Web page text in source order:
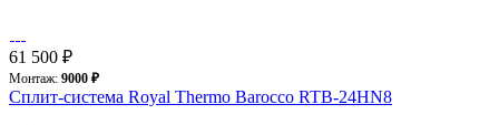
61 500 ₽
Монтаж: 9000 ₽
Сплит-система Royal Thermo Barocco RTB-24HN8